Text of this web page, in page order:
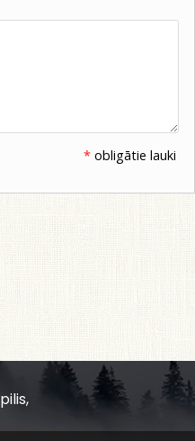
* obligātie lauki
pilis,